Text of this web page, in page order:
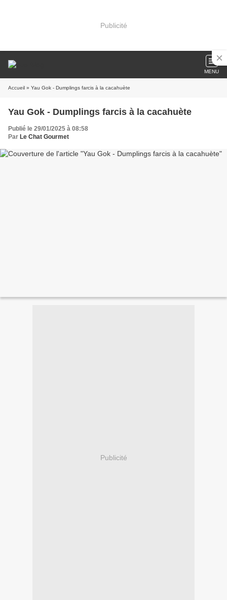
Publicité
MENU
Accueil » Yau Gok - Dumplings farcis à la cacahuète
Yau Gok - Dumplings farcis à la cacahuète
Publié le 29/01/2025 à 08:58
Par Le Chat Gourmet
Publicité